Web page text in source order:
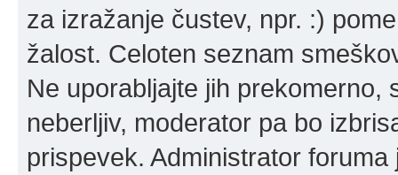
za izražanje čustev, npr. :)
žalost. Celoten seznam
Ne uporabljajte jih
neberljiv, moderator pa bo
prispevek. Administrator